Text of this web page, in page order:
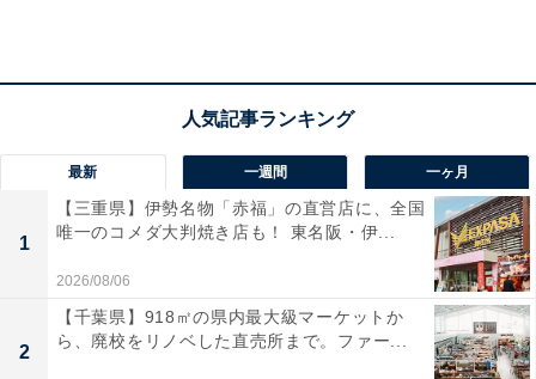
所在地：宮城県大崎市鳴子温泉字湯元41
交通手段：陸羽東線鳴子温泉駅から徒歩2分／東北自動
車道・古川 I.C. から 47 号線（35分）／山形方面から尾
花沢より（50分）／秋田方面から 108 号線雄勝より（50
分）／仙台駅前から宮城交通高速バス（有料）
料金
大人1名（参考価格）：公式Webサイトをご確認くださ
い
最新 一週間 一ヶ月
1
【三重県】伊勢名物「赤福」の直営店に、全国
唯一のコメダ大判焼き店も！ 東名阪・伊...
2026/08/06
2
【千葉県】918㎡の県内最大級マーケットか
ら、廃校をリノベした直売所まで。ファー...